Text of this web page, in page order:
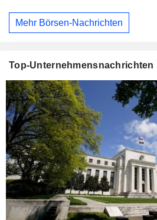
Mehr Börsen-Nachrichten
Top-Unternehmensnachrichten